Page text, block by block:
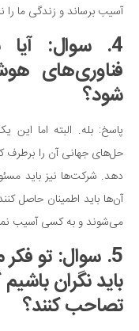
آسیب برساند و زندگی ما را
4. سوال:
فناوری‌های
شود؟
پاسخ: بله. البته اما
حل‌های جهانی آن را برطرف
دهد. شرکت‌ها نیز باید
آن‌ها باید اطمینان حاصل
می‌شوند و به کسی آسیب
5. سوال: تو
باید نگران
تصاحب کنند؟